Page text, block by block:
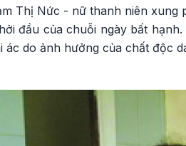
Thị Nức - nữ thanh niên
đầu của chuỗi ngày bất
do ảnh hưởng của chất độc